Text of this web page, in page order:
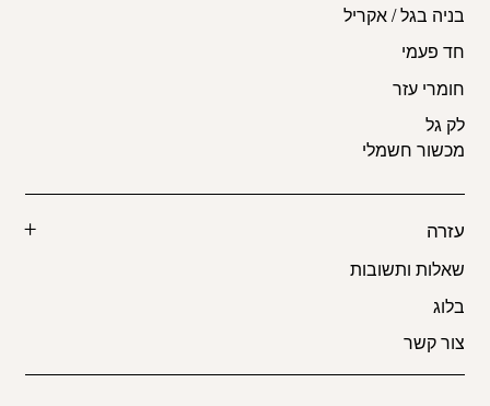
בניה בגל / אקריל
חד פעמי
חומרי עזר
לק גל
מכשור חשמלי
עזרה
שאלות ותשובות
בלוג
צור קשר